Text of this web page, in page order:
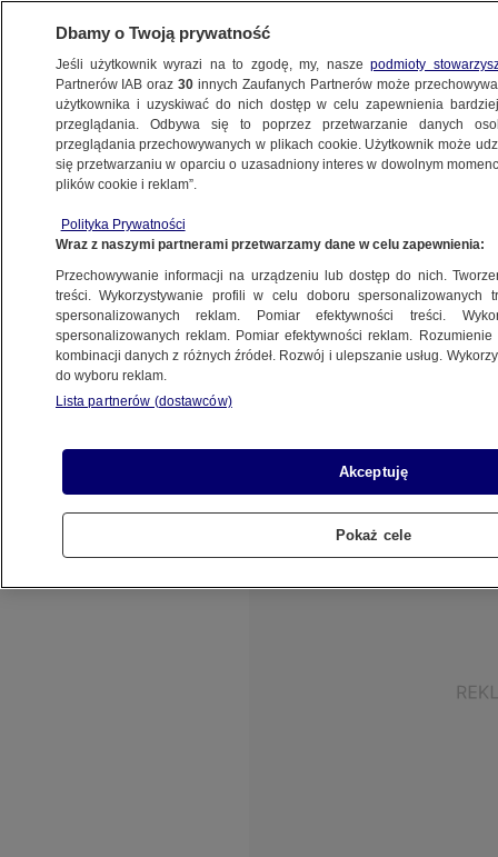
ŚWIAT
stresu"
29.10.2020, 12:38
Udostępnij
Z badania przeprowadzonego przez organizację
nadchodzące wybory prezydenckie to dla nich
"poważne źródło stresu".
Dbamy o Twoją prywatność
Jeśli użytkownik wyrazi na to zgodę, my, naszepodmioty
Partnerów IAB oraz30 innych Zaufanych Partnerów może
użytkownika i uzyskiwać do nich dostęp w celu zapewnienia
przeglądania. Odbywa się to poprzez przetwarzanie danych
przeglądania przechowywanych w plikach cookie. Użytkownik może
się przetwarzaniu w oparciu o uzasadniony interes w dowolnym
plików cookie i reklam”.
Polityka Prywatności
Wraz z naszymi partnerami przetwarzamy dane w celu zapewnienia:
Przechowywanie informacji na urządzeniu lub dostęp do nich.
treści. Wykorzystywanie profili w celu doboru spersonalizowanych
spersonalizowanych reklam. Pomiar efektywności treści.
spersonalizowanych reklam. Pomiar efektywności reklam.
kombinacji danych z różnych źródeł. Rozwój i ulepszanie usług.
do wyboru reklam.
Lista partnerów (dostawców)
Akceptuję
Pokaż cele